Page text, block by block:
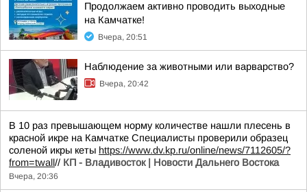
Продолжаем активно проводить выходные
на Камчатке!
Вчера, 20:51
Наблюдение за животными или варварство?
Вчера, 20:42
В 10 раз превышающем норму количестве нашли плесень в
красной икре на Камчатке Специалисты проверили образец
соленой икры кеты https://www.dv.kp.ru/online/news/7112605/?
from=twall// КП - Владивосток | Новости Дальнего Востока
Вчера, 20:36